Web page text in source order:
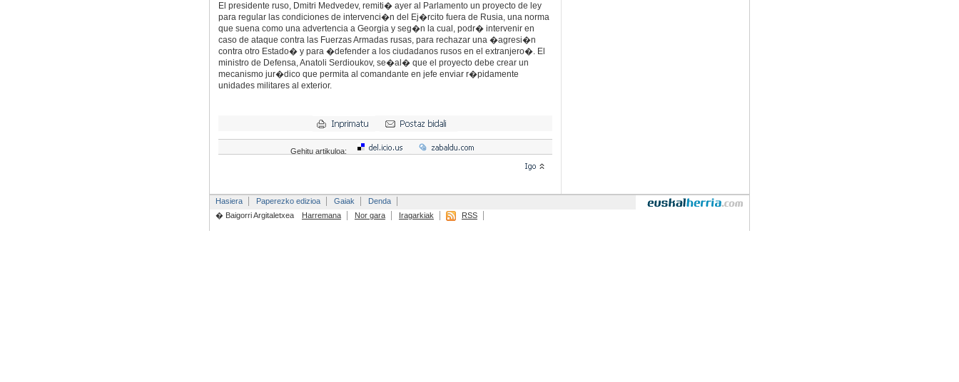
El presidente ruso, Dmitri Medvedev, remiti� ayer al Parlamento un proyecto de ley
para regular las condiciones de intervenci�n del Ej�rcito fuera de Rusia, una norma
que suena como una advertencia a Georgia y seg�n la cual, podr� intervenir en
caso de ataque contra las Fuerzas Armadas rusas, para rechazar una �agresi�n
contra otro Estado� y para �defender a los ciudadanos rusos en el extranjero�. El
ministro de Defensa, Anatoli Serdioukov, se�al� que el proyecto debe crear un
mecanismo jur�dico que permita al comandante en jefe enviar r�pidamente
unidades militares al exterior.
Gehitu artikuloa:
Hasiera Paperezko edizioa Gaiak
Denda
� Baigorri Argitaletxea
Harremana Nor gara Iragarkiak RSS